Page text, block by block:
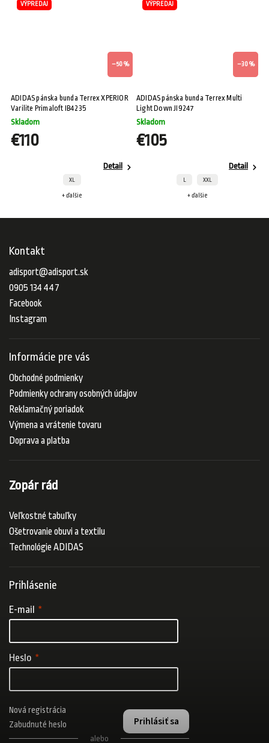
VÝPREDAJ
–50 %
ADIDAS pánska bunda Terrex XPERIOR
Varilite Primaloft IB4235
Skladom
€110
Detail
XL
+ ďalšie
VÝPREDAJ
–30 %
ADIDAS pánska bunda Terrex Multi
Light Down JI9247
Skladom
€105
Detail
XXL
+ ďalšie
Kontakt
adisport@adisport.sk
0905 134 447
Facebook
Instagram
Informácie pre vás
Obchodné podmienky
Podmienky ochrany osobných údajov
Reklamačný poriadok
Výmena a vrátenie tovaru
Doprava a platba
Zopár rád
Veľkostné tabuľky
Ošetrovanie obuvi a textilu
Technológie ADIDAS
Prihlásenie
E-mail
Heslo
Prihlásiť sa
Nová registrácia
Zabudnuté heslo
alebo